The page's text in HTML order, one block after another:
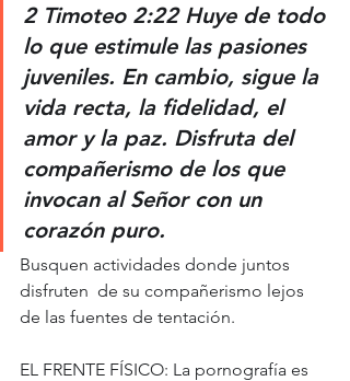
2 Timoteo 2:22 Huye de todo
lo que estimule las pasiones
juveniles. En cambio, sigue la
vida recta, la fidelidad, el
amor y la paz. Disfruta del
compañerismo de los que
invocan al Señor con un
corazón puro.
Busquen actividades donde juntos
disfruten  de su compañerismo lejos
de las fuentes de tentación.
EL FRENTE FÍSICO: La pornografía es